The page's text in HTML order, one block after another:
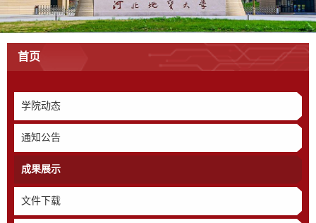
首页
学院动态
通知公告
成果展示
文件下载